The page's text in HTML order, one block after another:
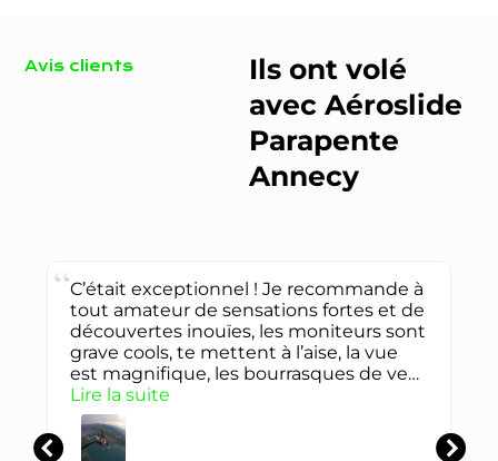
Avis clients
Ils ont volé
avec Aéroslide
Parapente
Annecy
Mon conjoint et moi avons réalisés un
saut avec Aeroslide, toutes l'équipe est
top 👍, ils nous font partager un
moment or du temps, avec des
sensations à la hauteur des capacités
de chaque passager.
Expérience exceptionnelle qui donne
envie de vivre ça tout les jours. Le lieu
Lire la suite